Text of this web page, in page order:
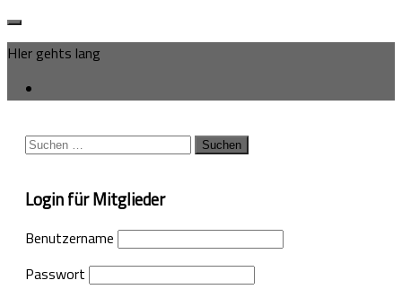
HIer gehts lang
Suchen
Login für Mitglieder
Benutzername
Passwort